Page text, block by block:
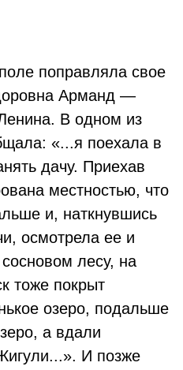
поправляла свое
Арманд —
В одном из
«...я поехала в
дачу. Приехав
местностью, что
и, наткнувшись
осмотрела ее и
лесу, на
тоже покрыт
озеро, подальше
а вдали
И позже